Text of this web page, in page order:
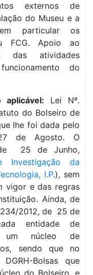
externos de
do Museu e a
particular os
FCG. Apoio ao
das atividades
do
aplicável: Lei Nº.
do Bolseiro de
lhe foi dada pelo
de Agosto. O
de 25 de Junho,
Investigação da
I.P.), sem
vigor e das regras
Ainda, de
2012, de 25 de
entidade de
um núcleo de
sendo que no
Bolsas que
do Bolseiro, e